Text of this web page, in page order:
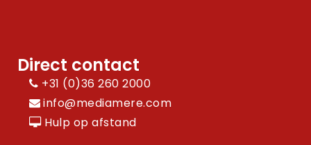
Direct contact
+31 (0)36 260 2000
info@mediamere.com
Hulp op afstand